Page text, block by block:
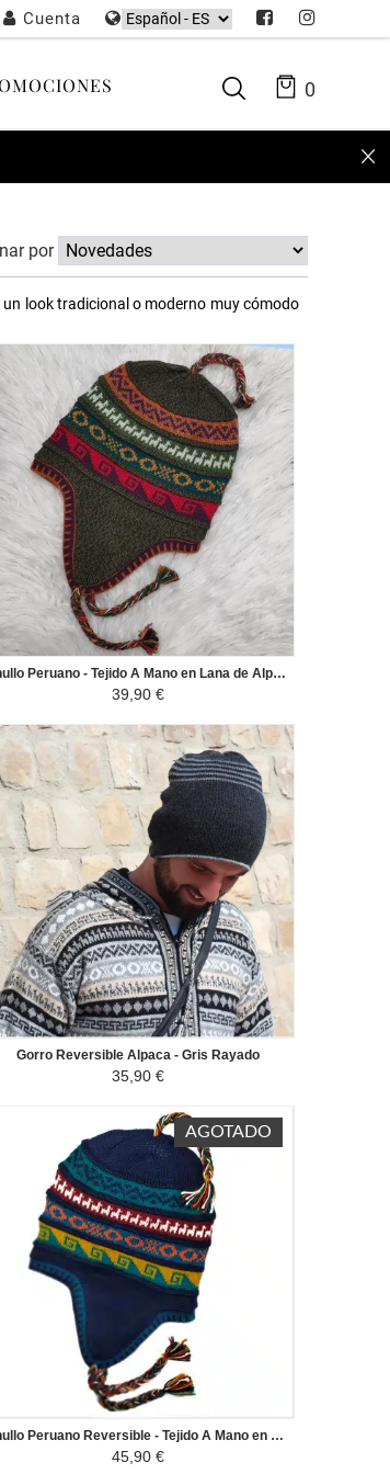
Cuenta
0
por
look tradicional o moderno muy cómodo
Chullo Peruano - Tejido A Mano en Lana de Alpaca con Motivos Étnicos - Verde Amarillo / Colorido
39,90 €
Gorro Reversible Alpaca - Gris Rayado
35,90 €
AGOTADO
Chullo Peruano Reversible - Tejido A Mano en Lana de Alpaca con Motivos Étnicos - Azul Marino/Gris Claro
45,90 €